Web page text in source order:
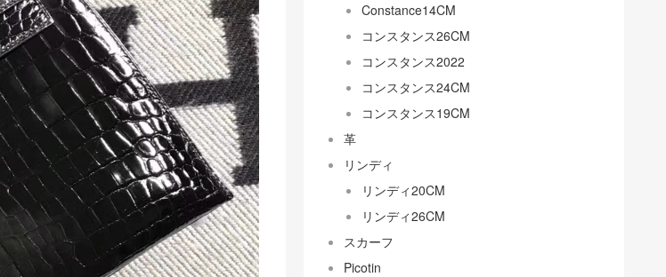
Constance14CM
コンスタンス26CM
コンスタンス2022
コンスタンス24CM
コンスタンス19CM
革
リンディ
リンディ20CM
リンディ26CM
スカーフ
Picotin